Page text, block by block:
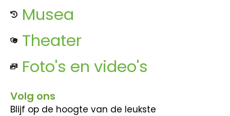
Musea
Theater
Foto's en video's
Volg ons
Blijf op de hoogte van de leukste